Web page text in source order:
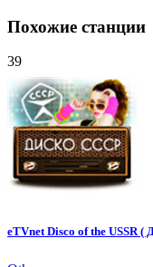
Похожие станции
39
eTVnet Disco of the USSR (